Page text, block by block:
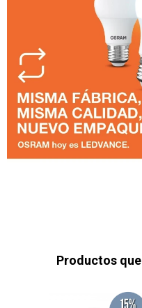
Productos